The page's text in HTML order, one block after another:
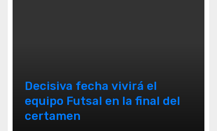
Decisiva fecha vivirá el
equipo Futsal en la final del
certamen